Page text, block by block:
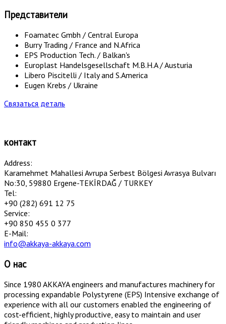
Представители
Foamatec Gmbh / Central Europa
Burry Trading / France and N.Africa
EPS Production Tech. / Balkan's
Europlast Handelsgesellschaft M.B.H.A / Austuria
Libero Piscitelli / Italy and S.America
Eugen Krebs / Ukraine
Связаться деталь
контакт
Address:
Karamehmet Mahallesi Avrupa Serbest Bölgesi Avrasya Bulvarı
No:30, 59880 Ergene-TEKİRDAĞ / TURKEY
Tel:
+90 (282) 691 12 75
Service:
+90 850 455 0 377
E-Mail:
info@akkaya-akkaya.com
О нас
Since 1980 AKKAYA engineers and manufactures machinery for
processing expandable Polystyrene (EPS) Intensive exchange of
experience with all our customers enabled the engineering of
cost-efficient, highly productive, easy to maintain and user